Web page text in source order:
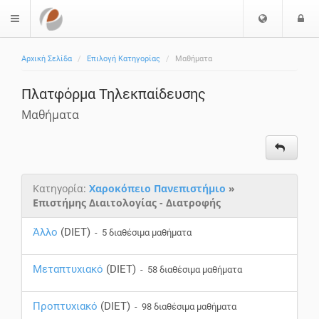
$langMenu
Επιλογή
Αρχική Σελίδα Επιλογή Κατηγορίας Μαθήματα
Πλατφόρμα Τηλεκπαίδευσης
Μαθήματα
Κατηγορία: Χαροκόπειο Πανεπιστήμιο »
Επιστήμης Διαιτολογίας - Διατροφής
Άλλο (DIET) - 5 διαθέσιμα μαθήματα
Μεταπτυχιακό (DIET) - 58 διαθέσιμα μαθήματα
Προπτυχιακό (DIET) - 98 διαθέσιμα μαθήματα